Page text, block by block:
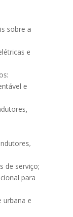
sobre a
e
e
de serviço;
para
urbana e